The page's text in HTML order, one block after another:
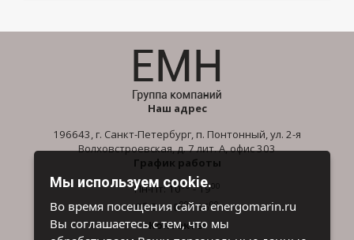
Наш адрес
196643, г. Санкт-Петербург, п. Понтонный, ул. 2-я
Волховстроевская, д. 7 лит. А, офис 303
График работы
Пн-Пт: 1000- 1900
Сб-Вс: 1000- 1600
Контакты
Мы используем cookie.
Во время посещения сайта energomarin.ru
Вы соглашаетесь с тем, что мы